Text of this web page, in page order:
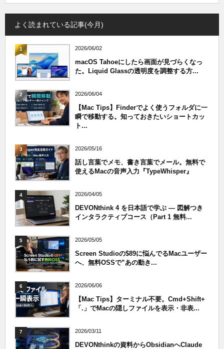
よく読まれている記事(今月)
1 2026/06/02
macOS Tahoeにしたら画面が見づらくなっ
た。Liquid Glassの透明度を調整する方...
2 2026/06/04
【Mac Tips】Finderでよく使うフォルダに一
瞬で移動する。知っておきたいショートカッ
ト...
3 2026/05/16
話し言葉でメモ、書き言葉でメール。無料で
使えるMacの音声入力『TypeWhisper』
4 2026/04/05
DEVONthink 4 を日本語で学ぶ — 図解つき
インタラクティブコース（Part 1 無料...
5 2026/05/05
Screen Studioの$89に悩んでるMacユーザー
へ、無料OSSで”あの動き...
6 2026/06/06
【Mac Tips】ターミナル不要。Cmd+Shift+
「.」でMacの隠しファイルを表示・非表...
7 2026/03/11
DEVONthinkの資料からObsidianへClaude